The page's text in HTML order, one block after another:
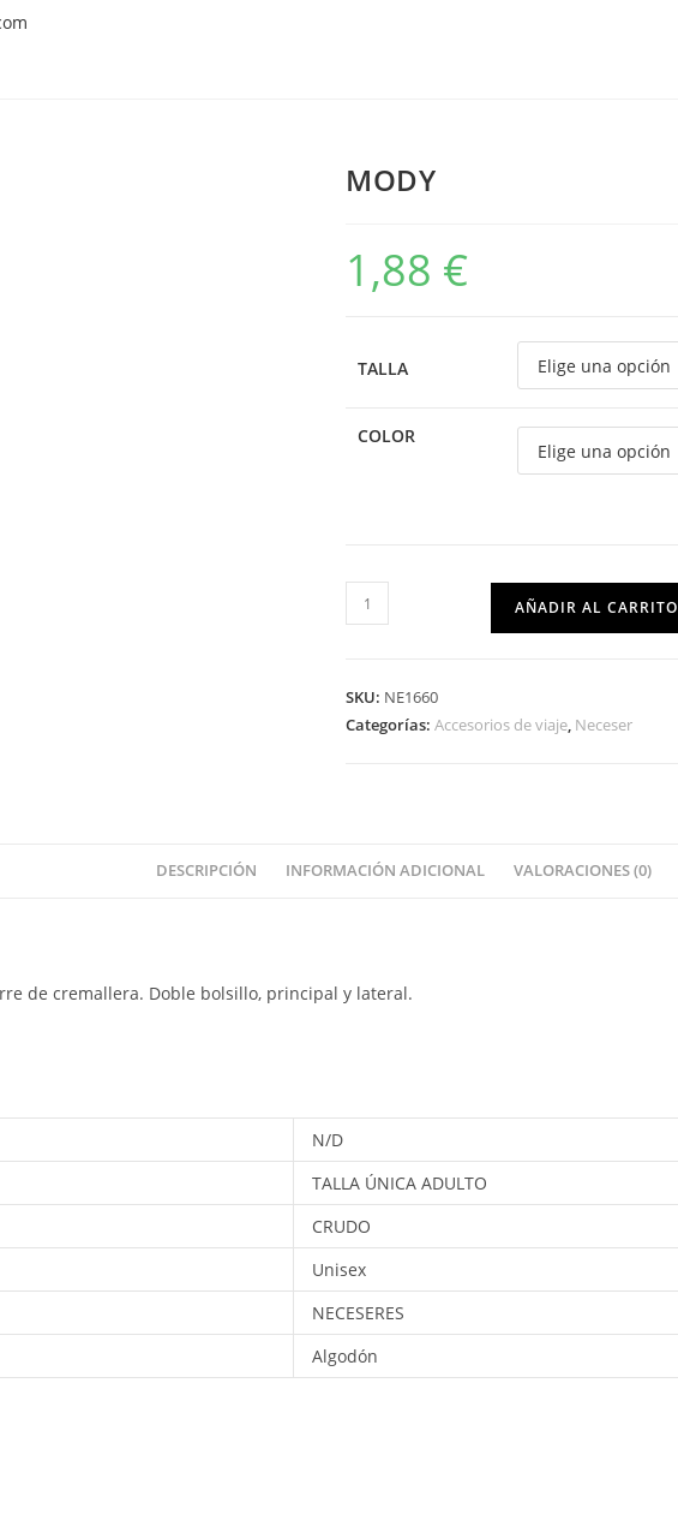
MODY
1,88 €
TALLA
COLOR
AÑADIR AL CARRITO
SKU: NE1660
Categorías: Accesorios de viaje, Neceser
DESCRIPCIÓN INFORMACIÓN ADICIONAL VALORACIONES (0)
de cremallera. Doble bolsillo, principal y lateral.
N/D
TALLA ÚNICA ADULTO
CRUDO
Unisex
NECESERES
Algodón